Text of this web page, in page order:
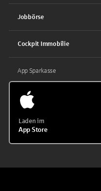
Jobbörse
Cockpit Immobilie
App Sparkasse
Laden im
App Store